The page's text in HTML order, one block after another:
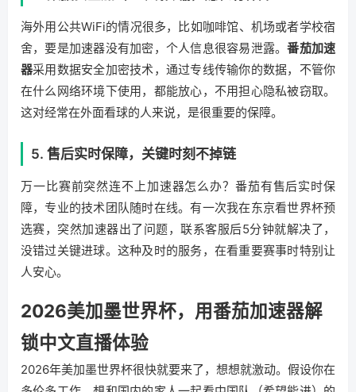
海外用公共WiFi的情况很多，比如咖啡馆、机场或者学校宿
舍，要是加速器没有加密，个人信息很容易泄露。番茄加速
器采用数据安全加密技术，通过专线传输你的数据，不管你
在什么网络环境下使用，都能放心，不用担心隐私被窃取。
这对经常在外面看球的人来说，是很重要的保障。
5. 售后实时保障，关键时刻不掉链
万一比赛前突然连不上加速器怎么办？番茄有售后实时保
障，专业的技术团队随时在线。有一次我在东京看世界杯预
选赛，突然加速器出了问题，联系客服后5分钟就解决了，
没错过关键进球。这种及时的服务，在看重要赛事时特别让
人安心。
2026美加墨世界杯，用番茄加速器解
锁中文直播体验
2026年美加墨世界杯很快就要来了，想想就激动。假设你在